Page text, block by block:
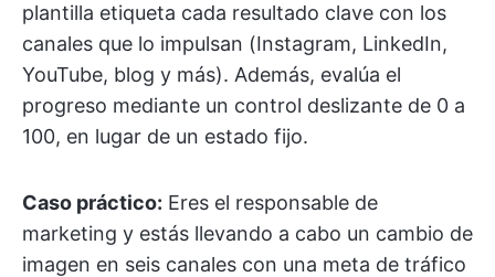
plantilla etiqueta cada resultado clave con los
canales que lo impulsan (Instagram, LinkedIn,
YouTube, blog y más). Además, evalúa el
progreso mediante un control deslizante de 0 a
100, en lugar de un estado fijo.
Caso práctico: Eres el responsable de
marketing y estás llevando a cabo un cambio de
imagen en seis canales con una meta de tráfico